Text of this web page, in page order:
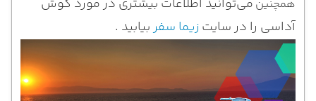
همچنین می‌توانید اطلاعات بیشتری در مورد کوش
آداسی را در سایتزیما سفربیابید .